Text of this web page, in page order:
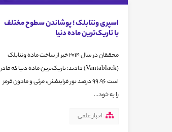
اسپری ونتابلک ؛ پوشاندن سطوح مختلف
با تاریک‌ترین ماده دنیا
محققان در سال ۲۰۱۴ خبر از ساخت ماده‌ ونتابلک
(Vantablack) دادند؛ تاریک‌ترین ماده‌ دنیا که قادر
است 99.96 درصد نور فرابنفش، مرئی و مادون قرمز
را به خود...
اخبار علمی